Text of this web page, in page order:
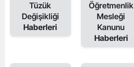
Tüzük
Değişikliği
Haberleri
Öğretmenlik
Mesleği
Kanunu
Haberleri